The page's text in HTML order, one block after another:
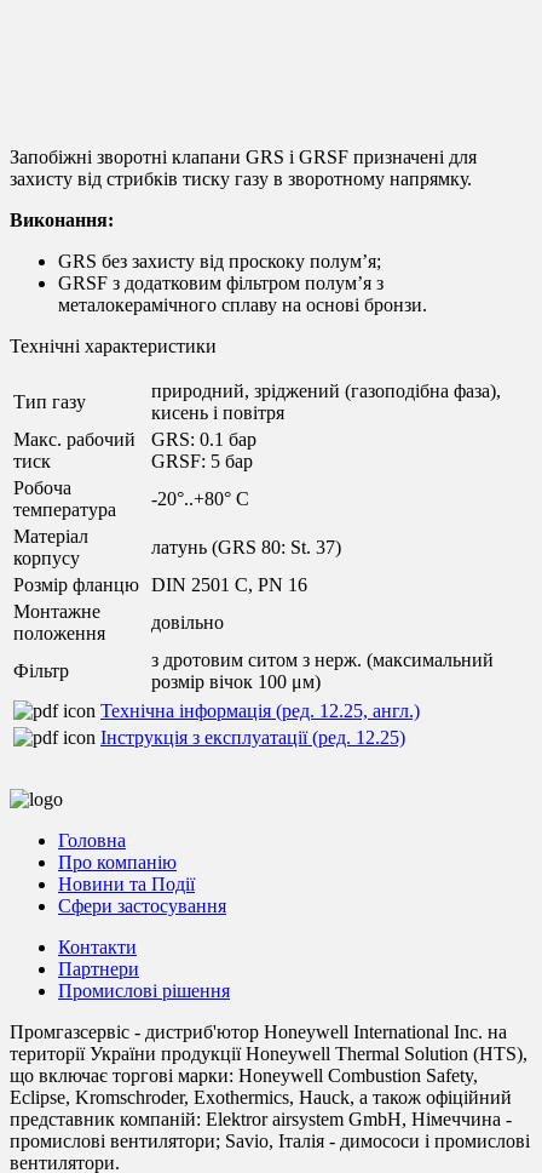
Запобіжні зворотні клапани GRS і GRSF призначені для
захисту від стрибків тиску газу в зворотному напрямку.
Виконання:
GRS без захисту від проскоку полум’я;
GRSF з додатковим фільтром полум’я з
металокерамічного сплаву на основі бронзи.
Технічні характеристики
Тип газу
природний, зріджений (газоподібна фаза),
кисень і повітря
Макс. рабочий
тиск
GRS: 0.1 бар
GRSF: 5 бар
Робоча
температура
-20°..+80° С
Матеріал
корпусу
латунь (GRS 80: St. 37)
Розмір фланцю DIN 2501 C, PN 16
Монтажне
положення
довільно
Фільтр
з дротовим ситом з нерж. (максимальний
розмір вічок 100 μм)
Технічна інформація (ред. 12.25, англ.)
Інструкція з експлуатації (ред. 12.25)
Головна
Про компанію
Новини та Події
Сфери застосування
Контакти
Партнери
Промислові рішення
Промгазсервіс - дистриб'ютор Honeywell International Inc. на
території України продукції Honeywell Thermal Solution (HTS),
що включає торгові марки: Honeywell Combustion Safety,
Eclipse, Kromschroder, Exothermics, Hauck, а також офіційний
представник компаній: Elektror airsystem GmbH, Німеччина -
промислові вентилятори; Savio, Італія - димососи і промислові
вентилятори.